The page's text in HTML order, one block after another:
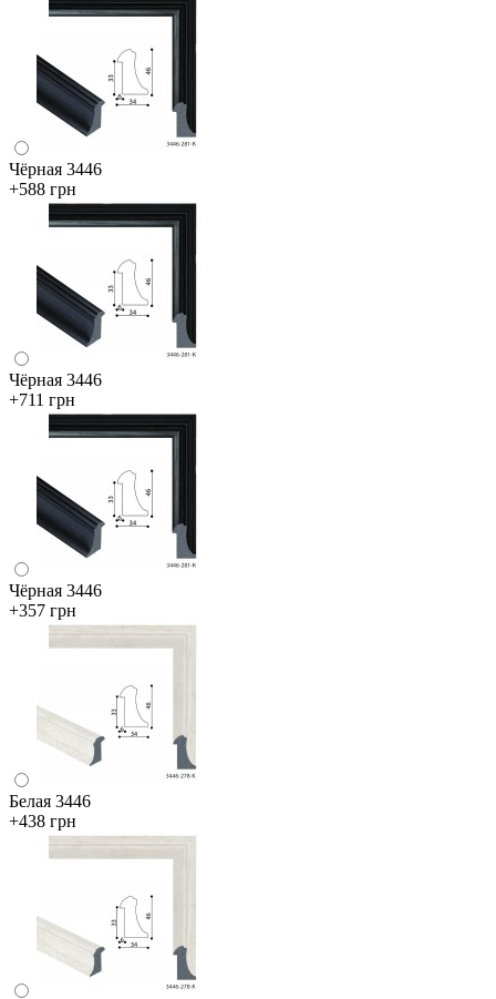
Чёрная 3446
+588 грн
Чёрная 3446
+711 грн
Чёрная 3446
+357 грн
Белая 3446
+438 грн